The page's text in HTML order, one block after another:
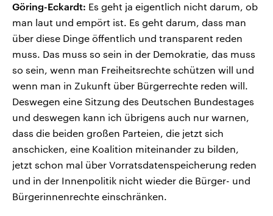
Göring-Eckardt: Es geht ja eigentlich nicht darum, ob
man laut und empört ist. Es geht darum, dass man
über diese Dinge öffentlich und transparent reden
muss. Das muss so sein in der Demokratie, das muss
so sein, wenn man Freiheitsrechte schützen will und
wenn man in Zukunft über Bürgerrechte reden will.
Deswegen eine Sitzung des Deutschen Bundestages
und deswegen kann ich übrigens auch nur warnen,
dass die beiden großen Parteien, die jetzt sich
anschicken, eine Koalition miteinander zu bilden,
jetzt schon mal über Vorratsdatenspeicherung reden
und in der Innenpolitik nicht wieder die Bürger- und
Bürgerinnenrechte einschränken.